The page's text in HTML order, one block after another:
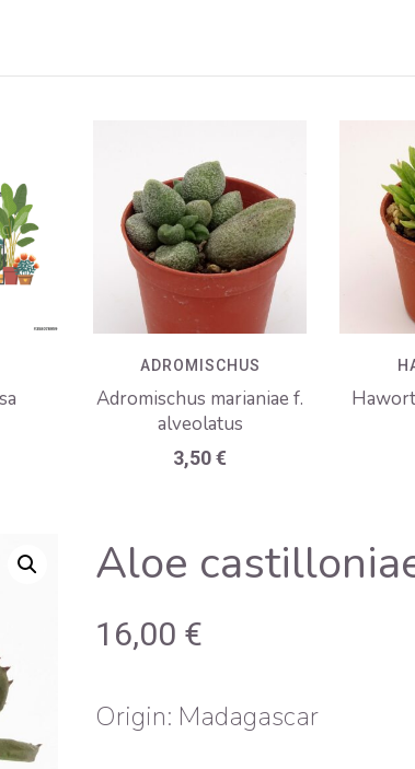
ADROMISCHUS
Adromischus marianiae f.
alveolatus
3,50€
Aloe
16,00 €
Origin: Madagascar